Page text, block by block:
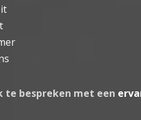
bespreken met een